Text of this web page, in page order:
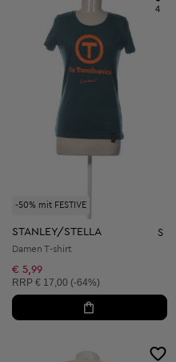
-50% mit FESTIVE
4
STANLEY/STELLA S
Damen T-shirt
€ 5,99
Unverbindliche Preisempfehlung:
RRP € 17,00 (-64%)